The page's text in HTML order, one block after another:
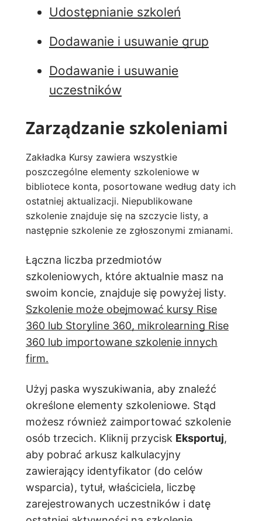
Udostępnianie szkoleń
Dodawanie i usuwanie grup
Dodawanie i usuwanie
uczestników
Zarządzanie szkoleniami
Zakładka Kursy zawiera wszystkie
poszczególne elementy szkoleniowe w
bibliotece konta, posortowane według daty ich
ostatniej aktualizacji. Niepublikowane
szkolenie znajduje się na szczycie listy, a
następnie szkolenie ze zgłoszonymi zmianami.
Łączna liczba przedmiotów
szkoleniowych, które aktualnie masz na
swoim koncie, znajduje się powyżej listy.
Szkolenie może obejmować kursy Rise
360 lub Storyline 360, mikrolearning Rise
360 lub importowane szkolenie innych
firm.
Użyj paska wyszukiwania, aby znaleźć
określone elementy szkoleniowe. Stąd
możesz również zaimportować szkolenie
osób trzecich. Kliknij przycisk Eksportuj,
aby pobrać arkusz kalkulacyjny
zawierający identyfikator (do celów
wsparcia), tytuł, właściciela, liczbę
zarejestrowanych uczestników i datę